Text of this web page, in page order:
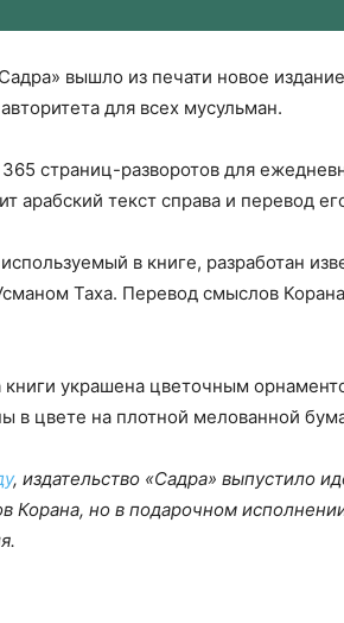
вышло из печати новое
для всех мусульман.
365 страниц-разворотов для
арабский текст справа и перевод
в книге, разработан
Таха. Перевод смыслов
книги украшена цветочным
в цвете на плотной мелованной
, издательство «Садра» выпустило
Корана, но в подарочном